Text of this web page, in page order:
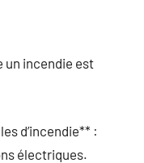
un incendie est
d’incendie** :
électriques.